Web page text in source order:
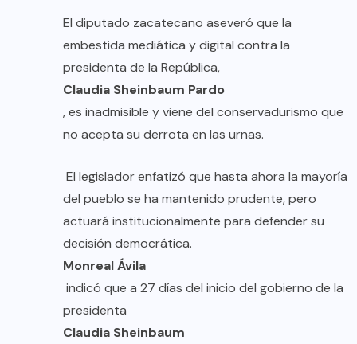
El diputado zacatecano aseveró que la
embestida mediática y digital contra la
presidenta de la República,
Claudia Sheinbaum Pardo
, es inadmisible y viene del conservadurismo que
no acepta su derrota en las urnas.
El legislador enfatizó que hasta ahora la mayoría
del pueblo se ha mantenido prudente, pero
actuará institucionalmente para defender su
decisión democrática.
Monreal Ávila
indicó que a 27 días del inicio del gobierno de la
presidenta
Claudia Sheinbaum